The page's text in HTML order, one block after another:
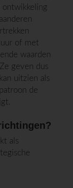
ontwikkeling
of met
waarden
geven dus
uitzien als
de
als